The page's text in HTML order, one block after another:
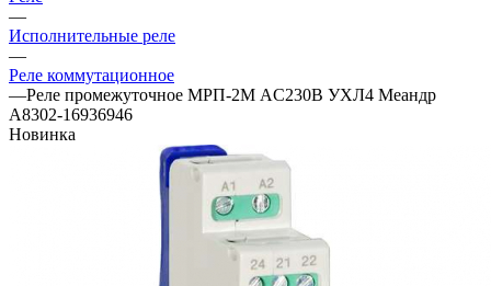
—
Исполнительные реле
—
Реле коммутационное
—Реле промежуточное МРП-2М AC230В УХЛ4 Меандр
A8302-16936946
Новинка